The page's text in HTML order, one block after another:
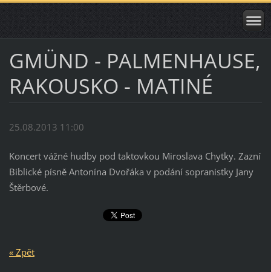
GMÜND - PALMENHAUSE,
RAKOUSKO - MATINÉ
25.08.2013 11:00
Koncert vážné hudby pod taktovkou Miroslava Chytky. Zazní
Biblické písně Antonína Dvořáka v podání sopranistky Jany
Štěrbové.
« Zpět